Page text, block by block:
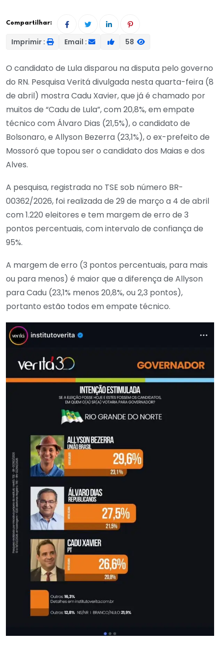
Compartilhar:
Imprimir : Email : 58
O candidato de Lula disparou na disputa pelo governo
do RN. Pesquisa Veritá divulgada nesta quarta-feira (8
de abril) mostra Cadu Xavier, que já é chamado por
muitos de “Cadu de Lula”, com 20,8%, em empate
técnico com Álvaro Dias (21,5%), o candidato de
Bolsonaro, e Allyson Bezerra (23,1%), o ex-prefeito de
Mossoró que topou ser o candidato dos Maias e dos
Alves.
A pesquisa, registrada no TSE sob número BR-
00362/2026, foi realizada de 29 de março a 4 de abril
com 1.220 eleitores e tem margem de erro de 3
pontos percentuais, com intervalo de confiança de
95%.
A margem de erro (3 pontos percentuais, para mais
ou para menos) é maior que a diferença de Allyson
para Cadu (23,1% menos 20,8%, ou 2,3 pontos),
portanto estão todos em empate técnico.